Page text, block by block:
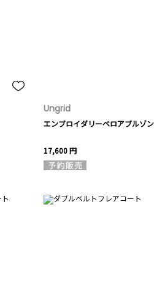
Ungrid
エンブロイダリーベロアブルゾン
17,600 円